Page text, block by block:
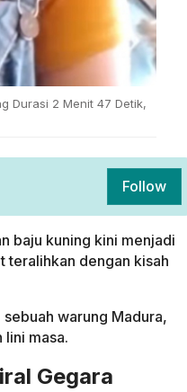
Durasi 2 Menit 47 Detik,
Follow
baju kuning kini menjadi
teralihkan dengan kisah
warung Madura,
masa.
Gegara